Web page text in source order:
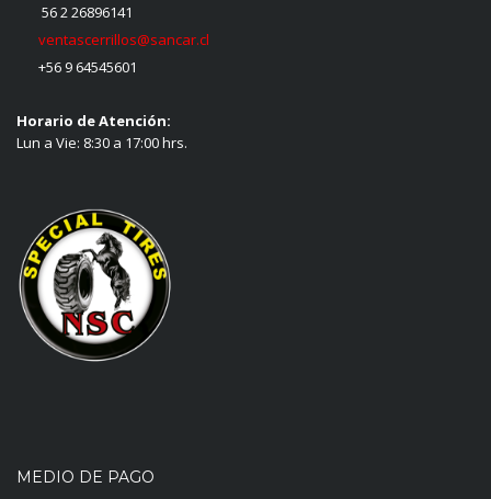
56 2 26896141
ventascerrillos@sancar.cl
+56 9 64545601
Horario de Atención:
Lun a Vie: 8:30 a 17:00 hrs.
MEDIO DE PAGO